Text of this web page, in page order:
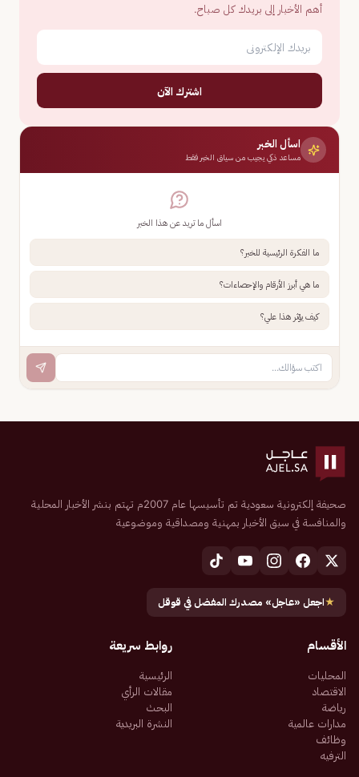
أهم الأخبار إلى بريدك كل صباح.
اشترك الآن
اسأل الخبر
مساعد ذكي يجيب من سياق الخبر فقط
اسأل ما تريد عن هذا الخبر
ما الفكرة الرئيسية للخبر؟
ما هي أبرز الأرقام والإحصاءات؟
كيف يؤثر هذا علي؟
صحيفة إلكترونية سعودية تم تأسيسها عام 2007م تهتم بنشر الأخبار المحلية
والمنافسة في سبق الأخبار بمهنية ومصداقية وموضوعية
★اجعل «عاجل» مصدرك المفضل في قوقل
الأقسام
المحليات
الاقتصاد
رياضة
مدارات عالمية
وظائف
الترفيه
روابط سريعة
الرئيسية
مقالات الرأي
البحث
النشرة البريدية